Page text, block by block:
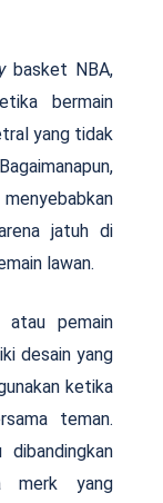
basket NBA,
bermain
yang tidak
jatuh di
lawan.
pemain
desain yang
ketika
teman.
merk yang